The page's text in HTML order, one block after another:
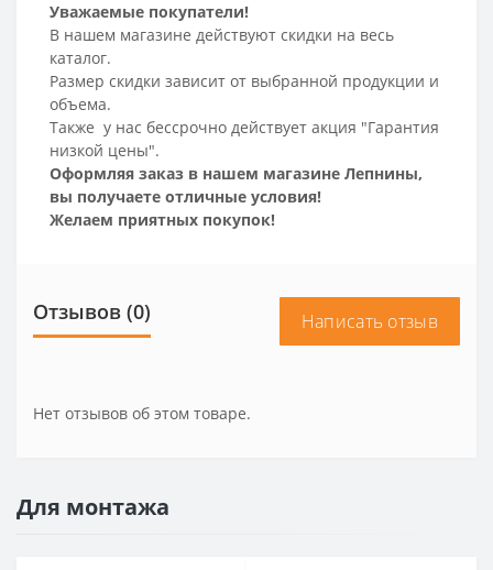
Уважаемые покупатели!
В нашем магазине действуют скидки на весь
каталог.
Размер скидки зависит от выбранной продукции и
объема.
Также у нас бессрочно действует акция "Гарантия
низкой цены".
Оформляя заказ в нашем магазине Лепнины,
вы получаете отличные условия!
Желаем приятных покупок!
Отзывов (0) Написать отзыв
Нет отзывов об этом товаре.
Для монтажа